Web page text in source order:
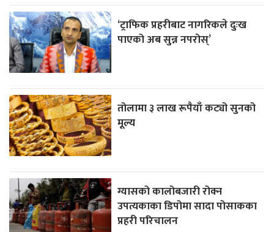
‘ट्राफिक प्रहरीबाट नागरिकले दुःख
पाएको अब सुन्न नपरोस्’
तोलामा ३ लाख रूपैयाँ कट्यो सुनको
मूल्य
ग्यासको कालोबजारी रोक्न
उपत्यकाका डिपोमा सादा पोसाकका
प्रहरी परिचालन